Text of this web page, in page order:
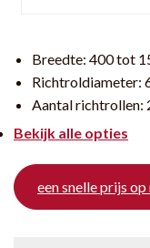
Breedte: 400 tot
Richtroldiameter:
Aantal richtrollen:
Bekijk alle opties
een snelle prijs